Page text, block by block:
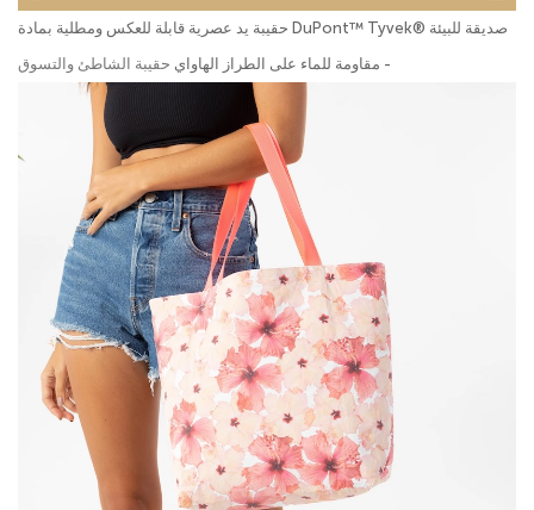
حقيبة يد عصرية قابلة للعكس ومطلية بمادة DuPont™ Tyvek® صديقة للبيئة
- مقاومة للماء على الطراز الهاواي حقيبة الشاطئ والتسوق